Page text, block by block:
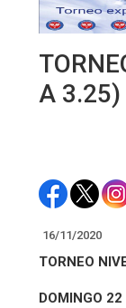
A 3.25)
16/11/2020
TORNEO
DOMINGO